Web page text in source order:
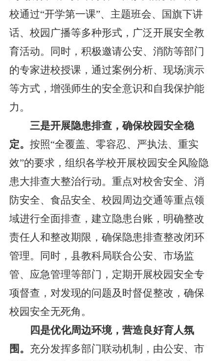
校通过“开学第一课”、主题班会、国旗下讲
话、校园广播等多种形式，广泛开展安全教
育活动。同时，积极邀请公安、消防等部门
的专家进校授课，通过案例分析、现场演示
等方式，增强师生的安全意识和自我保护能
力。
三是开展隐患排查，确保校园安全稳
定。 按照“全覆盖、零容忍、严执法、重实
效”的要求，组织各学校开展校园安全风险隐
患大排查大整治行动。重点对校舍安全、消
防安全、食品安全、校园周边交通等重点领
域进行全面排查，建立隐患台账，明确整改
责任人和整改期限，确保隐患排查整改闭环
管理。同时，县教科局联合公安、市场监
管、应急管理等部门，定期开展校园安全专
项督查，对发现的问题及时督促整改，确保
校园安全无死角。
四是优化周边环境，营造良好育人氛
围。 充分发挥多部门联动机制，由公安、市